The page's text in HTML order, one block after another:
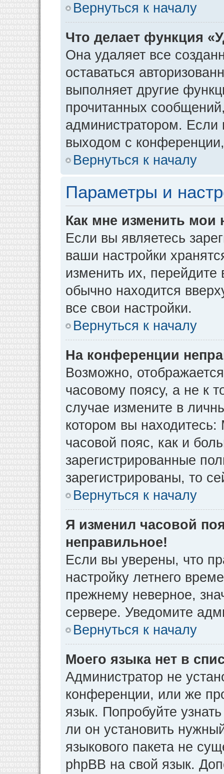
Вернуться к началу
Что делает функция
Она удаляет все
оставаться
выполняет другие
прочитанных
администратором. Если
выходом с
Вернуться к началу
Параметры и
Как мне изменить мои
Если вы являетесь
ваши настройки
изменить их, перейдите
обычно находится
все свои настройки.
Вернуться к началу
На конференции
Возможно,
часовому поясу, а не к
случае измените в
котором вы находитесь:
часовой пояс, как и
зарегистрированные
зарегистрированы, то
Вернуться к началу
Я изменил часовой
неправильное!
Если вы уверены, что
настройку летнего
прежнему неверное,
сервере. Уведомите
Вернуться к началу
Моего языка нет в
Администратор не
конференции, или же
язык. Попробуйте
ли он установить
языкового пакета не
phpBB на свой язык.